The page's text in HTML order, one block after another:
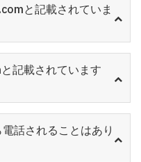
と記載されていま
記載されています
話されることはあり